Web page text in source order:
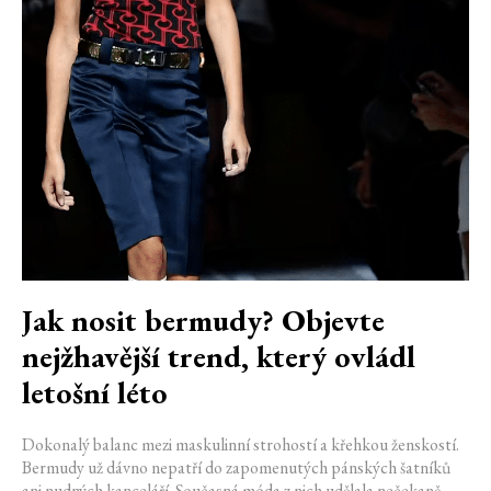
Jak nosit bermudy? Objevte
nejžhavější trend, který ovládl
letošní léto
Dokonalý balanc mezi maskulinní strohostí a křehkou ženskostí.
Bermudy už dávno nepatří do zapomenutých pánských šatníků